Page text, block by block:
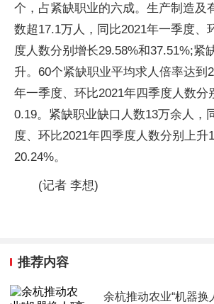
个，占紧缺职业的六成。生产制造及
数超17.1万人，同比2021年一季度、
度人数分别增长29.58%和37.51%;紧
升。60个紧缺职业平均求人倍率达到
年一季度、环比2021年四季度人数分
0.19。紧缺职业缺口人数13万余人，
度、环比2021年四季度人数分别上升
20.24%。
(记者 李想)
推荐内容
余杭推动农业“机器换